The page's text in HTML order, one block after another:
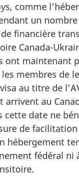
comme
un
financière
Canada-
ont maintenant
membres de
au titre de
arrivent au
cette date ne
de
hébergement
fédéral ni